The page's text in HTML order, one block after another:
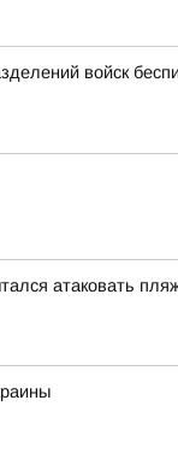
войск
атаковать